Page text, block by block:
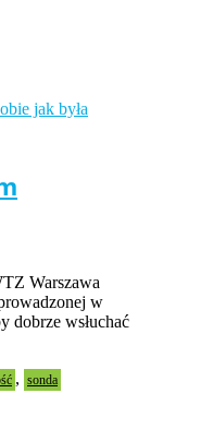
Warszawa
w
dobrze wsłuchać
, sonda